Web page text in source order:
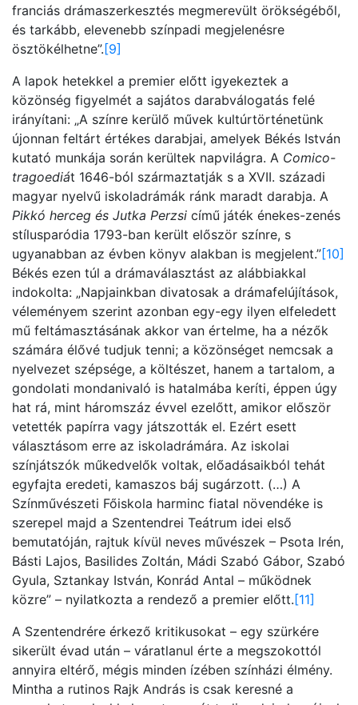
franciás drámaszerkesztés megmerevült örökségéből,
és tarkább, elevenebb színpadi megjelenésre
ösztökélhetne”.[9]
A lapok hetekkel a premier előtt igyekeztek a
közönség figyelmét a sajátos darabválogatás felé
irányítani: „A színre kerülő művek kultúrtörténetünk
újonnan feltárt értékes darabjai, amelyek Békés István
kutató munkája során kerültek napvilágra. A Comico-
tragoediát 1646-ból származtatják s a XVII. századi
magyar nyelvű iskoladrámák ránk maradt darabja. A
Pikkó herceg és Jutka Perzsi című játék énekes-zenés
stílusparódia 1793-ban került először színre, s
ugyanabban az évben könyv alakban is megjelent.”[10]
Békés ezen túl a drámaválasztást az alábbiakkal
indokolta: „Napjainkban divatosak a drámafelújítások,
véleményem szerint azonban egy-egy ilyen elfeledett
mű feltámasztásának akkor van értelme, ha a nézők
számára élővé tudjuk tenni; a közönséget nemcsak a
nyelvezet szépsége, a költészet, hanem a tartalom, a
gondolati mondanivaló is hatalmába keríti, éppen úgy
hat rá, mint háromszáz évvel ezelőtt, amikor először
vetették papírra vagy játszották el. Ezért esett
választásom erre az iskoladrámára. Az iskolai
színjátszók műkedvelők voltak, előadásaikból tehát
egyfajta eredeti, kamaszos báj sugárzott. (…) A
Színművészeti Főiskola harminc fiatal növendéke is
szerepel majd a Szentendrei Teátrum idei első
bemutatóján, rajtuk kívül neves művészek – Psota Irén,
Básti Lajos, Basilides Zoltán, Mádi Szabó Gábor, Szabó
Gyula, Sztankay István, Konrád Antal – működnek
közre” – nyilatkozta a rendező a premier előtt.[11]
A Szentendrére érkező kritikusokat – egy szürkére
sikerült évad után – váratlanul érte a megszokottól
annyira eltérő, mégis minden ízében színházi élmény.
Mintha a rutinos Rajk András is csak keresné a